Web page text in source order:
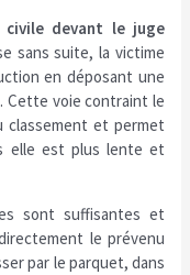
devant le juge
sans suite, la victime
en déposant une
Cette voie contraint le
classement et permet
elle est plus lente et
sont suffisantes et
le prévenu
par le parquet, dans